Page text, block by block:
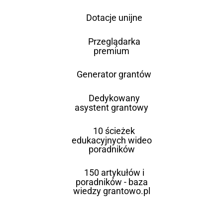
Dotacje unijne
Przeglądarka
premium
Generator grantów
Dedykowany
asystent grantowy
10 ścieżek
edukacyjnych wideo
poradników
150 artykułów i
poradników - baza
wiedzy grantowo.pl